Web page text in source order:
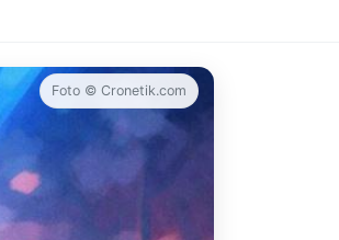
Foto © Cronetik.com